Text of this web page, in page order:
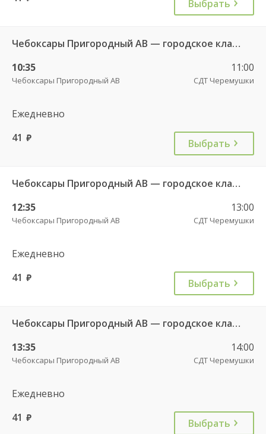
Выбрать
Чебоксары Пригородный АВ — городское кладбище 49
10:35
Чебоксары Пригородный АВ
11:00
СДТ Черемушки
Ежедневно
41 руб. Выбрать
Чебоксары Пригородный АВ — городское кладбище 49
12:35
Чебоксары Пригородный АВ
13:00
СДТ Черемушки
Ежедневно
41 руб. Выбрать
Чебоксары Пригородный АВ — городское кладбище 49
13:35
Чебоксары Пригородный АВ
14:00
СДТ Черемушки
Ежедневно
41 руб. Выбрать